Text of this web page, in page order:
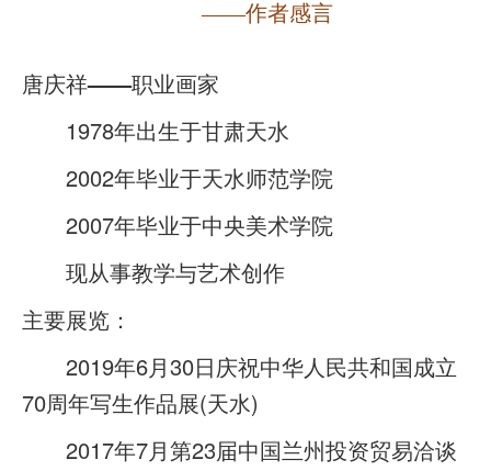
——作者感言
唐庆祥——职业画家
1978年出生于甘肃天水
2002年毕业于天水师范学院
2007年毕业于中央美术学院
现从事教学与艺术创作
主要展览：
2019年6月30日庆祝中华人民共和国成立
70周年写生作品展(天水)
2017年7月第23届中国兰州投资贸易洽谈